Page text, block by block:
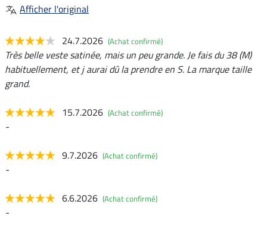
Afficher l'original
24.7.2026 (Achat confirmé)
Très belle veste satinée, mais un peu grande. Je fais du 38 (M)
habituellement, et j aurai dû la prendre en S. La marque taille
grand.
15.7.2026 (Achat confirmé)
-
9.7.2026 (Achat confirmé)
-
6.6.2026 (Achat confirmé)
-